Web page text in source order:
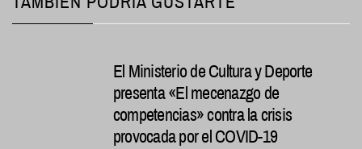
El Ministerio de Cultura y Deporte
presenta «El mecenazgo de
competencias» contra la crisis
provocada por el COVID-19